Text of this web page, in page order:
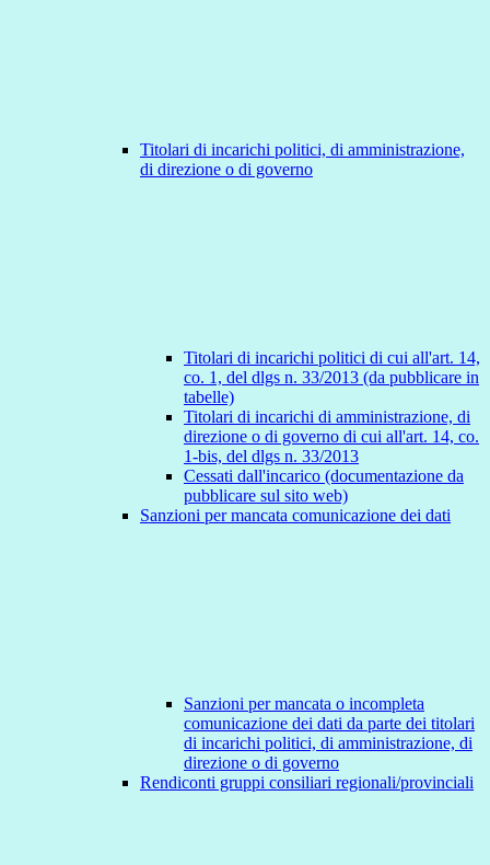
Titolari di incarichi politici, di amministrazione,
di direzione o di governo
Titolari di incarichi politici di cui all'art. 14,
co. 1, del dlgs n. 33/2013 (da pubblicare in
tabelle)
Titolari di incarichi di amministrazione, di
direzione o di governo di cui all'art. 14, co.
1-bis, del dlgs n. 33/2013
Cessati dall'incarico (documentazione da
pubblicare sul sito web)
Sanzioni per mancata comunicazione dei dati
Sanzioni per mancata o incompleta
comunicazione dei dati da parte dei titolari
di incarichi politici, di amministrazione, di
direzione o di governo
Rendiconti gruppi consiliari regionali/provinciali